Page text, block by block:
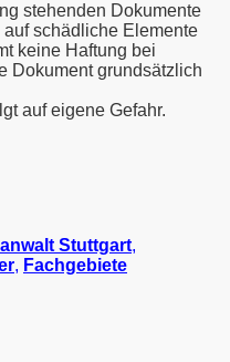
stehenden Dokumente
schädliche Elemente
keine Haftung bei
Dokument grundsätzlich
auf eigene Gefahr.
Stuttgart,
, Fachgebiete